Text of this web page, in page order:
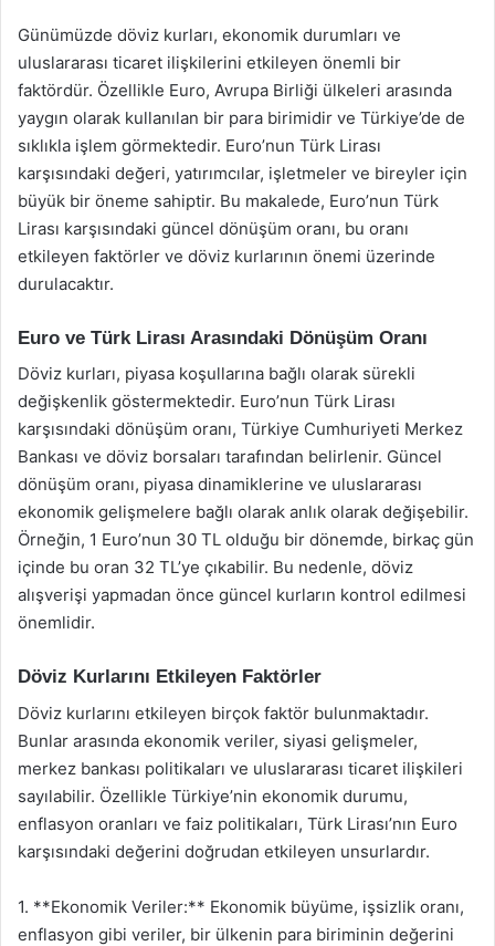
Günümüzde döviz kurları, ekonomik durumları ve
uluslararası ticaret ilişkilerini etkileyen önemli bir
faktördür. Özellikle Euro, Avrupa Birliği ülkeleri arasında
yaygın olarak kullanılan bir para birimidir ve Türkiye’de de
sıklıkla işlem görmektedir. Euro’nun Türk Lirası
karşısındaki değeri, yatırımcılar, işletmeler ve bireyler için
büyük bir öneme sahiptir. Bu makalede, Euro’nun Türk
Lirası karşısındaki güncel dönüşüm oranı, bu oranı
etkileyen faktörler ve döviz kurlarının önemi üzerinde
durulacaktır.
Euro ve Türk Lirası Arasındaki Dönüşüm Oranı
Döviz kurları, piyasa koşullarına bağlı olarak sürekli
değişkenlik göstermektedir. Euro’nun Türk Lirası
karşısındaki dönüşüm oranı, Türkiye Cumhuriyeti Merkez
Bankası ve döviz borsaları tarafından belirlenir. Güncel
dönüşüm oranı, piyasa dinamiklerine ve uluslararası
ekonomik gelişmelere bağlı olarak anlık olarak değişebilir.
Örneğin, 1 Euro’nun 30 TL olduğu bir dönemde, birkaç gün
içinde bu oran 32 TL’ye çıkabilir. Bu nedenle, döviz
alışverişi yapmadan önce güncel kurların kontrol edilmesi
önemlidir.
Döviz Kurlarını Etkileyen Faktörler
Döviz kurlarını etkileyen birçok faktör bulunmaktadır.
Bunlar arasında ekonomik veriler, siyasi gelişmeler,
merkez bankası politikaları ve uluslararası ticaret ilişkileri
sayılabilir. Özellikle Türkiye’nin ekonomik durumu,
enflasyon oranları ve faiz politikaları, Türk Lirası’nın Euro
karşısındaki değerini doğrudan etkileyen unsurlardır.
1. **Ekonomik Veriler:** Ekonomik büyüme, işsizlik oranı,
enflasyon gibi veriler, bir ülkenin para biriminin değerini